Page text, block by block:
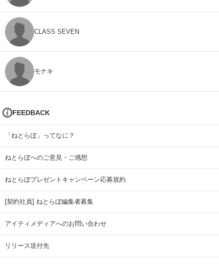
CLASS SEVEN
モナキ
FEEDBACK
「ねとらぼ」ってなに？
ねとらぼへのご意見・ご感想
ねとらぼプレゼントキャンペーン応募規約
[契約社員] ねとらぼ編集者募集
アイティメディアへのお問い合わせ
リリース送付先